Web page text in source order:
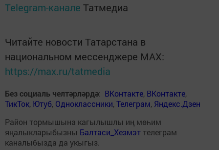
Telegram-канале Татмедиа
Читайте новости Татарстана в
национальном мессенджере MАХ:
https://max.ru/tatmedia
Без социаль челтәрләрдә: ВКонтакте, ВКонтакте,
ТикТок, Ютуб, Одноклассники,Телеграм, Яндекс.Дзен
Район тормышына кагылышлы иң мөһим
яңалыкларыбызны Балтаси_Хезмэт телеграм
каналыбызда да укыгыз.